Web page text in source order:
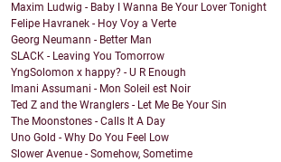
Maxim Ludwig - Baby I Wanna Be Your Lover Tonight
Felipe Havranek - Hoy Voy a Verte
Georg Neumann - Better Man
SLACK - Leaving You Tomorrow
YngSolomon x happy? - U R Enough
Imani Assumani - Mon Soleil est Noir
Ted Z and the Wranglers - Let Me Be Your Sin
The Moonstones - Calls It A Day
Uno Gold - Why Do You Feel Low
Slower Avenue - Somehow, Sometime